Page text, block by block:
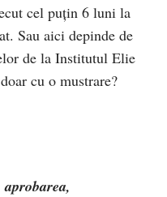
cel puțin 6 luni la
Sau aici depinde de
de la Institutul Elie
cu o mustrare?